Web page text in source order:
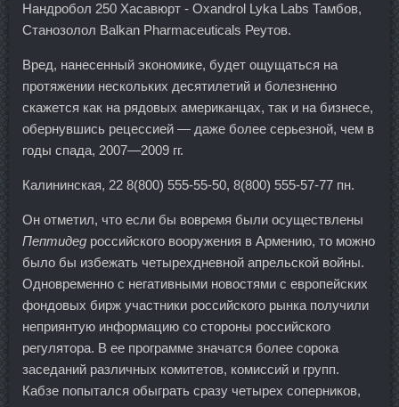
Нандробол 250 Хасавюрт - Oxandrol Lyka Labs Тамбов,
Станозолол Balkan Pharmaceuticals Реутов.
Вред, нанесенный экономике, будет ощущаться на
протяжении нескольких десятилетий и болезненно
скажется как на рядовых американцах, так и на бизнесе,
обернувшись рецессией — даже более серьезной, чем в
годы спада, 2007—2009 гг.
Калининская, 22 8(800) 555-55-50, 8(800) 555-57-77 пн.
Он отметил, что если бы вовремя были осуществлены
Пептидeg российского вооружения в Армению, то можно
было бы избежать четырехдневной апрельской войны.
Одновременно с негативными новостями с европейских
фондовых бирж участники российского рынка получили
неприянтую информацию со стороны российского
регулятора. В ее программе значатся более сорока
заседаний различных комитетов, комиссий и групп.
Кабзе попытался обыграть сразу четырех соперников,